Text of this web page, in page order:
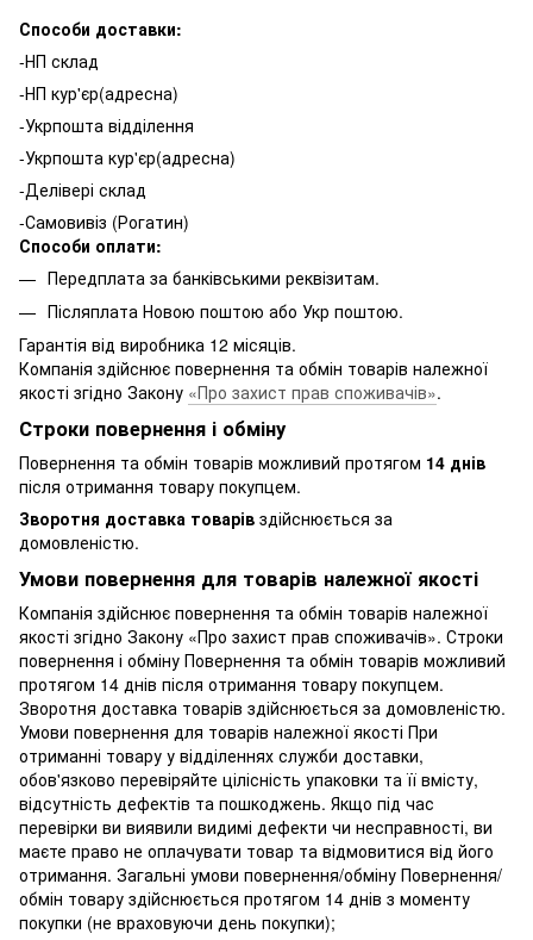
Способи доставки:
-НП склад
-НП кур'єр(адресна)
-Укрпошта відділення
-Укрпошта кур'єр(адресна)
-Делівері склад
-Самовивіз (Рогатин)
Способи оплати:
Передплата за банківськими реквізитам.
Післяплата Новою поштою або Укр поштою.
Гарантія від виробника 12 місяців.
Компанія здійснює повернення та обмін товарів належної
якості згідно Закону «Про захист прав споживачів».
Строки повернення і обміну
Повернення та обмін товарів можливий протягом 14 днів
після отримання товару покупцем.
Зворотня доставка товарів здійснюється за
домовленістю.
Умови повернення для товарів належної якості
Компанія здійснює повернення та обмін товарів належної
якості згідно Закону «Про захист прав споживачів». Строки
повернення і обміну Повернення та обмін товарів можливий
протягом 14 днів після отримання товару покупцем.
Зворотня доставка товарів здійснюється за домовленістю.
Умови повернення для товарів належної якості При
отриманні товару у відділеннях служби доставки,
обов'язково перевіряйте цілісність упаковки та її вмісту,
відсутність дефектів та пошкоджень. Якщо під час
перевірки ви виявили видимі дефекти чи несправності, ви
маєте право не оплачувати товар та відмовитися від його
отримання. Загальні умови повернення/обміну Повернення/
обмін товару здійснюється протягом 14 днів з моменту
покупки (не враховуючи день покупки);